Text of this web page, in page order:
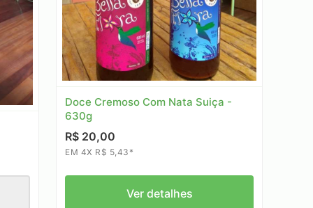
Doce Cremoso Com Nata Suiça -
630g
R$ 20,00
EM 4X R$ 5,43*
Ver detalhes